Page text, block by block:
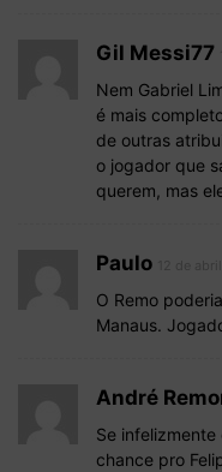
Gil Messi77
Nem Gabriel
é mais
de outras
o jogador que
querem, mas
Paulo
O Remo
Manaus.
André
Se
chance pro